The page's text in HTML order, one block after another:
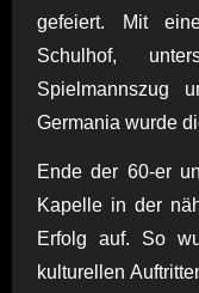
gefeiert. Mit
Schulhof,
Spielmannszug
Germania wurde
Ende der 60-er
Kapelle in der
Erfolg auf. So
kulturellen